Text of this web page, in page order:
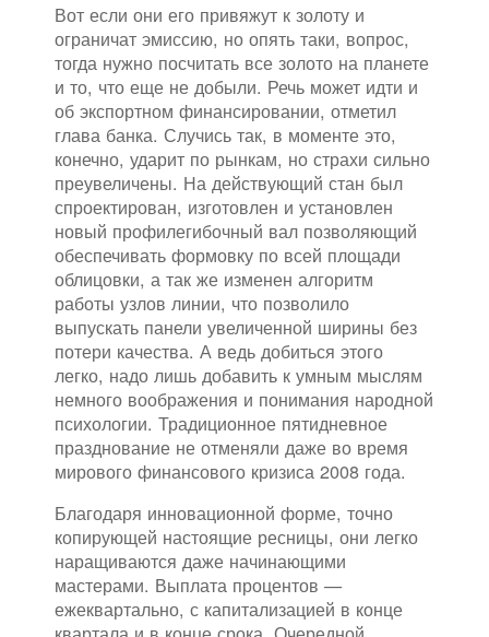
Вот если они его привяжут к золоту и
ограничат эмиссию, но опять таки, вопрос,
тогда нужно посчитать все золото на планете
и то, что еще не добыли. Речь может идти и
об экспортном финансировании, отметил
глава банка. Случись так, в моменте это,
конечно, ударит по рынкам, но страхи сильно
преувеличены. На действующий стан был
спроектирован, изготовлен и установлен
новый профилегибочный вал позволяющий
обеспечивать формовку по всей площади
облицовки, а так же изменен алгоритм
работы узлов линии, что позволило
выпускать панели увеличенной ширины без
потери качества. А ведь добиться этого
легко, надо лишь добавить к умным мыслям
немного воображения и понимания народной
психологии. Традиционное пятидневное
празднование не отменяли даже во время
мирового финансового кризиса 2008 года.
Благодаря инновационной форме, точно
копирующей настоящие ресницы, они легко
наращиваются даже начинающими
мастерами. Выплата процентов —
ежеквартально, с капитализацией в конце